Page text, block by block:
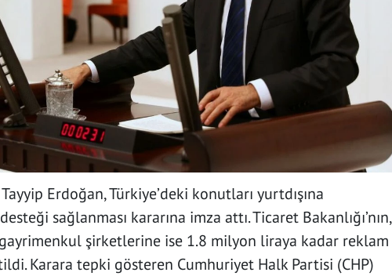
Erdoğan, Türkiye’deki konutları yurtdışına
sağlanması kararına imza attı. Ticaret Bakanlığı’nın,
şirketlerine ise 1.8 milyon liraya kadar reklam
Karara tepki gösteren Cumhuriyet Halk Partisi (CHP)